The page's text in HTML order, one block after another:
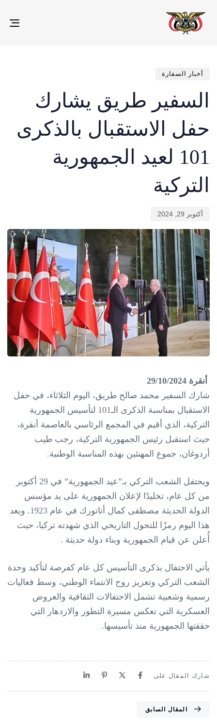
أخبار السفارة
السفير طريق يشارك
حفل الاستقبال بالذكرى
101 لعيد الجمهورية
التركية
أكتوبر 29, 2024
أنقرة 29/10/2024
شارك السفير محمد صالح طريق، اليوم الثلاثاء، في حفل
الاستقبال بمناسبة الذكرى الـ101 لتأسيس الجمهورية
التركية، الذي أقيم في المجمع الرئاسي بالعاصمة أنقرة،
حيث استقبل رئيس الجمهورية التركية، رجب طيب
أردوغان، جموع المهنئين بهذه المناسبة الوطنية.
ويحتفل الشعب التركي بـ”عيد الجمهورية” في 29 أكتوبر
من كل عام، تخليدًا لإعلان الجمهورية على يد مؤسس
الدولة الحديثة مصطفى كمال أتاتورك في عام 1923. ويعد
هذا اليوم رمزًا للتحول التاريخي الذي شهدته تركيا، حيث
أُعلن عن قيام الجمهورية وبناء دولة حديثة .
يأتي الاحتفال بذكرى التأسيس كل عام كفرصة لتأكيد وحدة
الشعب التركي وتعزيز روح الانتماء الوطني، وسط فعاليات
رسمية وشعبية تشمل الاحتفالات الثقافية والعروض
العسكرية التي تعكس مسيرة التطور والازدهار التي
حققتها الجمهورية منذ تأسيسها.
شارك المقال على
المقال السابق